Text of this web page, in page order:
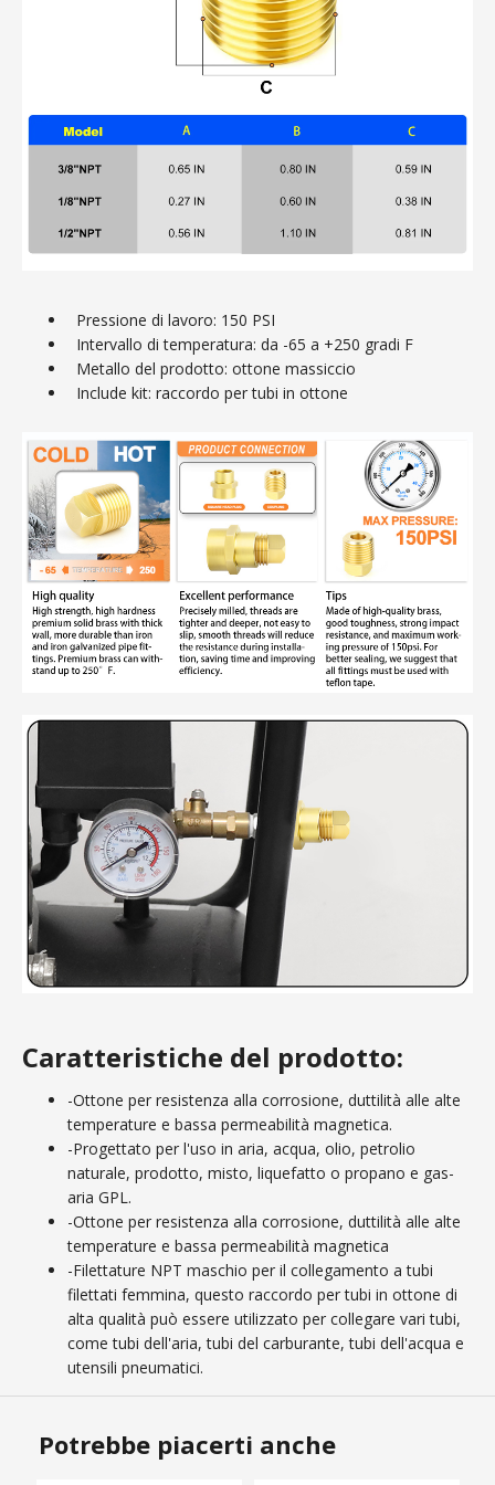
Pressione di lavoro: 150 PSI
Intervallo di temperatura: da -65 a +250 gradi F
Metallo del prodotto: ottone massiccio
Include kit: raccordo per tubi in ottone
Caratteristiche del prodotto:
-Ottone per resistenza alla corrosione, duttilità alle alte
temperature e bassa permeabilità magnetica.
-Progettato per l'uso in aria, acqua, olio, petrolio
naturale, prodotto, misto, liquefatto o propano e gas-
aria GPL.
-Ottone per resistenza alla corrosione, duttilità alle alte
temperature e bassa permeabilità magnetica
-Filettature NPT maschio per il collegamento a tubi
filettati femmina, questo raccordo per tubi in ottone di
alta qualità può essere utilizzato per collegare vari tubi,
come tubi dell'aria, tubi del carburante, tubi dell'acqua e
utensili pneumatici.
Potrebbe piacerti anche